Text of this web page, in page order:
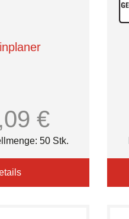
€
50 Stk.